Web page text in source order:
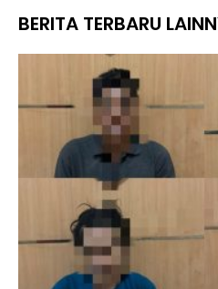
BERITA TERBARU